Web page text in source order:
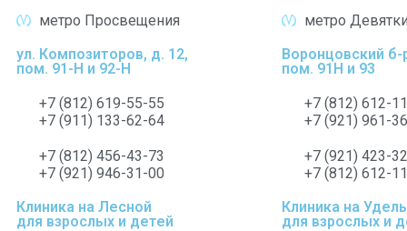
метро Просвещения
ул. Композиторов, д. 12,
пом. 91-Н и 92-Н
+7 (812) 619-55-55
+7 (911) 133-62-64
+7 (812) 456-43-73
+7 (921) 946-31-00
метро
Воронцовский б-
пом. 91Н и 93
+7 (812) 612-
+7 (921) 961-
+7 (921) 423-
+7 (812) 612-
Клиника на Лесной
для взрослых и детей
Клиника на
для взрослых и